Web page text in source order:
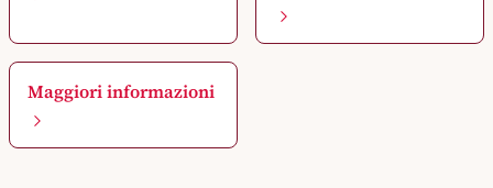
Maggiori informazioni